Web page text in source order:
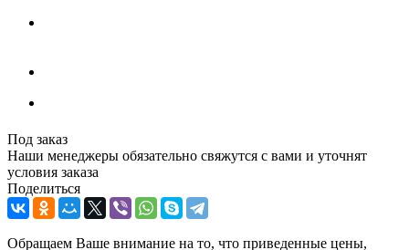
Под заказ
Наши менеджеры обязательно свяжутся с вами и уточнят
условия заказа
Поделиться
Обращаем Ваше внимание на то, что приведенные цены,